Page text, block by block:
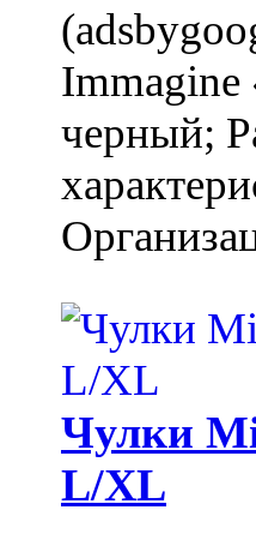
Immagine
черный;
Чулки
L/XL